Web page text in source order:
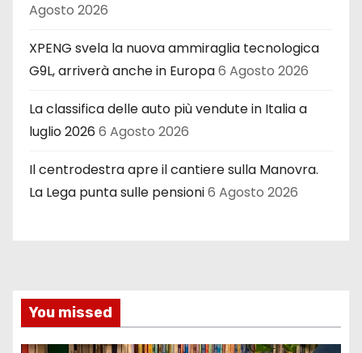
Agosto 2026
XPENG svela la nuova ammiraglia tecnologica
G9L, arriverà anche in Europa6 Agosto 2026
La classifica delle auto più vendute in Italia a
luglio 2026 6 Agosto 2026
Il centrodestra apre il cantiere sulla Manovra.
La Lega punta sulle pensioni6 Agosto 2026
You missed